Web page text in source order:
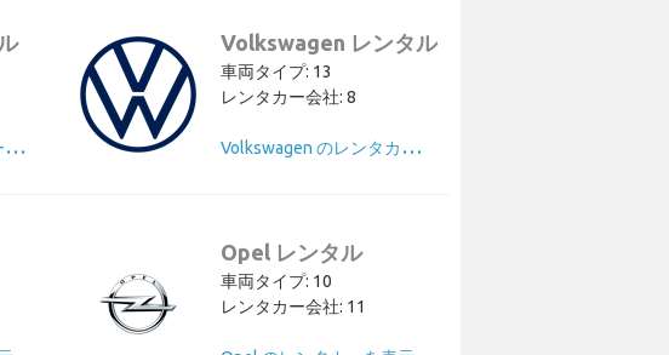
M
ercedes のレンタカーを表示
Volkswagen レンタル
車両タイプ: 13
レンタカー会社: 8
V
olkswagen のレンタカーを表示
Opel レンタル
車両タイプ: 10
レンタカー会社: 11